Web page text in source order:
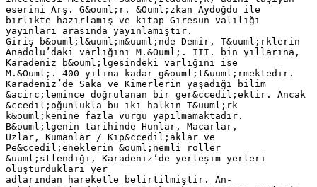
eserini Arş. G&ouml;r. &Ouml;zkan Aydoğdu ile
birlikte hazırlamış ve kitap Giresun valiliği
yayınları arasında yayınlamıştır.
Giriş b&ouml;l&uuml;m&uuml;nde Demir, T&uuml;rklerin
Anadolu’daki varlığını M.&Ouml;. III. bin yıllarına,
Karadeniz b&ouml;lgesindeki varlığını ise
M.&Ouml;. 400 yılına kadar g&ouml;t&uuml;rmektedir.
Karadeniz’de Saka ve Kimerlerin yaşadığı bilim
&acirc;lemince doğrulanan bir ger&ccedil;ektir. Ancak
&ccedil;oğunlukla bu iki halkın T&uuml;rk
k&ouml;kenine fazla vurgu yapılmamaktadır.
B&ouml;lgenin tarihinde Hunlar, Macarlar,
Uzlar, Kumanlar / Kıp&ccedil;aklar ve
Pe&ccedil;eneklerin &ouml;nemli roller
&uuml;stlendiği, Karadeniz’de yerleşim yerleri
oluşturdukları yer
adlarından hareketle belirtilmiştir. An-